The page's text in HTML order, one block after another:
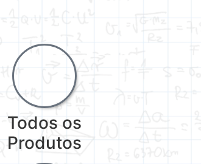
Todos os
Produtos